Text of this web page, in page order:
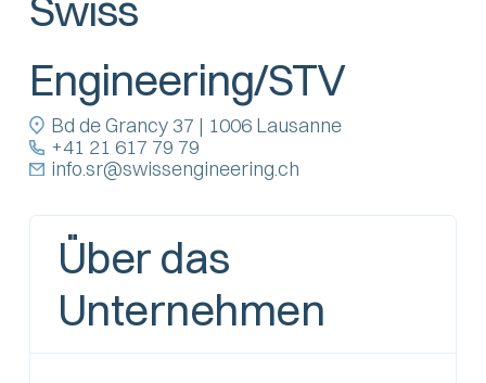
Engineering/STV
Bd de Grancy 37 | 1006 Lausanne
+41 21 617 79 79
info.sr@swissengineering.ch
Über das
Unternehmen